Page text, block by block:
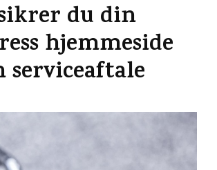
du din
hjemmeside
serviceaftale